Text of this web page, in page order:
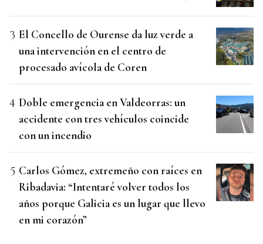
El Concello de Ourense da luz verde a
una intervención en el centro de
procesado avícola de Coren
Doble emergencia en Valdeorras: un
accidente con tres vehículos coincide
con un incendio
Carlos Gómez, extremeño con raíces en
Ribadavia: “Intentaré volver todos los
años porque Galicia es un lugar que llevo
en mi corazón”